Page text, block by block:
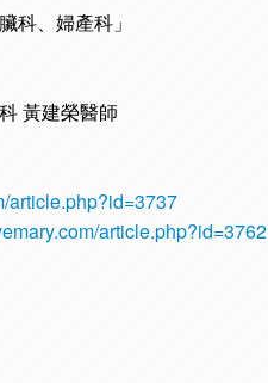
科、婦產科」
黃建榮醫師
article.php?id=3737
article.php?id=3762